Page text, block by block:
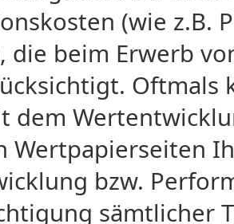
(wie z.B.
die beim Erwerb
Oftmals
dem
Wertpapierseiten
bzw.
sämtlicher